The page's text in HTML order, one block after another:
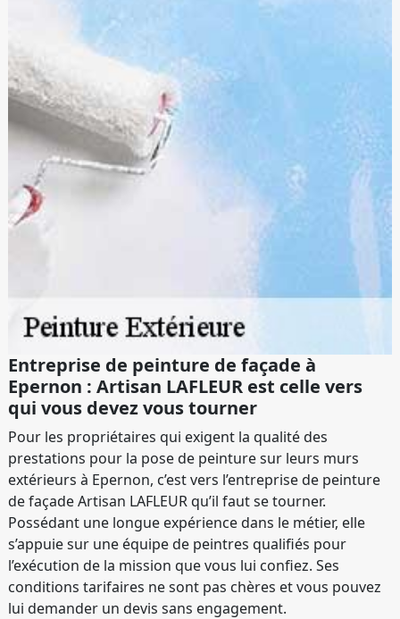
Entreprise de peinture de façade à
Epernon : Artisan LAFLEUR est celle vers
qui vous devez vous tourner
Pour les propriétaires qui exigent la qualité des
prestations pour la pose de peinture sur leurs murs
extérieurs à Epernon, c’est vers l’entreprise de peinture
de façade Artisan LAFLEUR qu’il faut se tourner.
Possédant une longue expérience dans le métier, elle
s’appuie sur une équipe de peintres qualifiés pour
l’exécution de la mission que vous lui confiez. Ses
conditions tarifaires ne sont pas chères et vous pouvez
lui demander un devis sans engagement.